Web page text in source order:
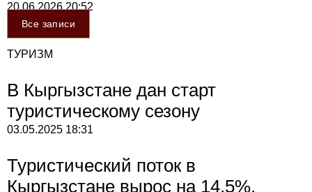
20.06.202620:52
Все записи
ТУРИЗМ
В Кыргызстане дан старт
туристическому сезону
03.05.2025 18:31
Туристический поток в
Кыргызстане вырос на 14,5%,